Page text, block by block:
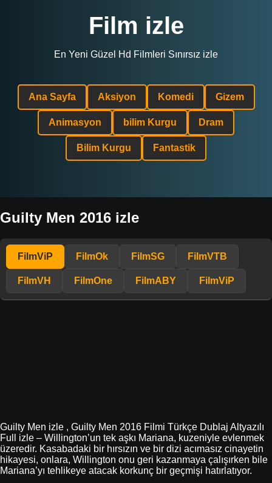
Film izle
En Yeni Güzel Hd Filmleri Sınırsız izle
Ana Sayfa Aksiyon Komedi Gizem
Animasyon bilim Kurgu Dram
Bilim Kurgu Fantastik
Guilty Men 2016 izle
FilmViP FilmOk FilmSG FilmVTB
FilmVH FilmOne FilmABY FilmViP
Guilty Men izle , Guilty Men 2016 Filmi Türkçe Dublaj Altyazılı
Full izle – Willington’un tek aşkı Mariana, kuzeniyle evlenmek
üzeredir. Kasabadaki bir hırsızın ve bir dizi acımasız cinayetin
hikayesi, onlara, Willington onu geri kazanmaya çalışırken bile
Mariana’yı tehlikeye atacak korkunç bir geçmişi hatırlatıyor.